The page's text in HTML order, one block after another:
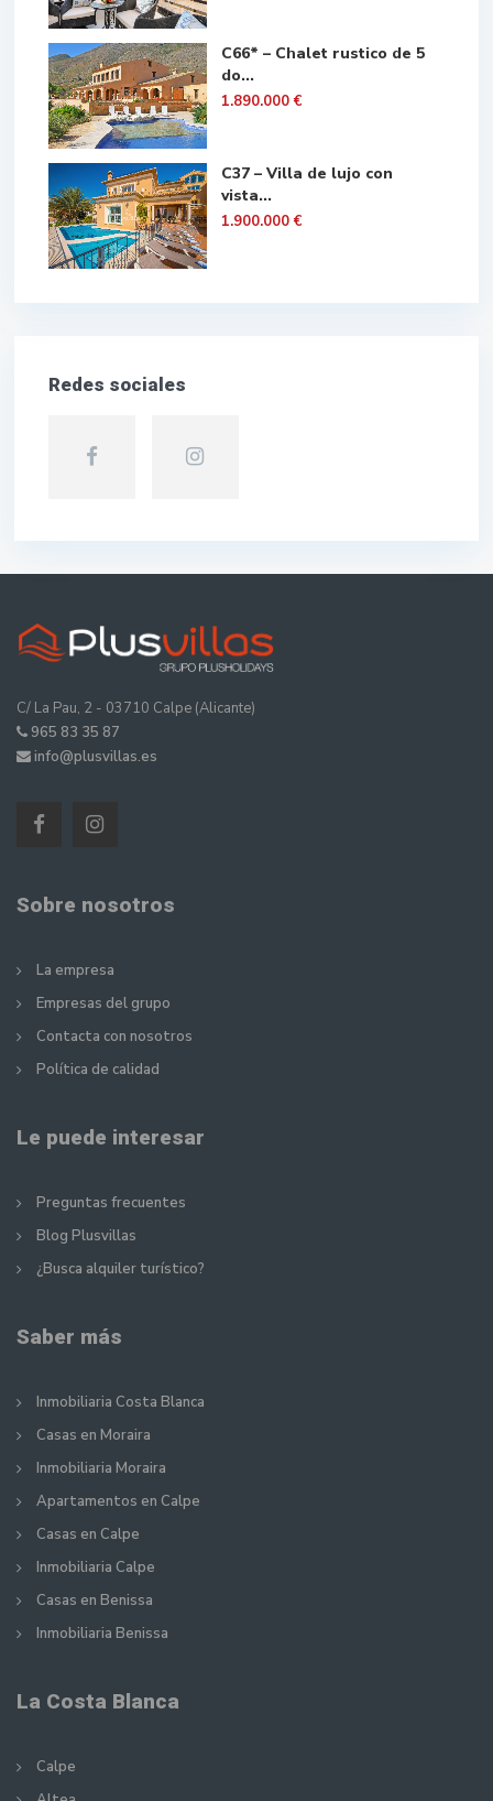
C66* – Chalet rustico de 5
do...
1.890.000 €
C37 – Villa de lujo con
vista...
1.900.000 €
Redes sociales
C/ La Pau, 2 - 03710 Calpe (Alicante)
965 83 35 87
info@plusvillas.es
Sobre nosotros
La empresa
Empresas del grupo
Contacta con nosotros
Política de calidad
Le puede interesar
Preguntas frecuentes
Blog Plusvillas
¿Busca alquiler turístico?
Saber más
Inmobiliaria Costa Blanca
Casas en Moraira
Inmobiliaria Moraira
Apartamentos en Calpe
Casas en Calpe
Inmobiliaria Calpe
Casas en Benissa
Inmobiliaria Benissa
La Costa Blanca
Calpe